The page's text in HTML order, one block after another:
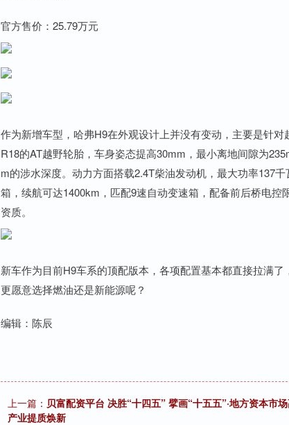
官方售价：25.79万元
作为新增车型，哈弗H9在外观设计上并没有变动，主要是针
R18的AT越野轮胎，车身姿态提高30mm，最小离地间隙为
m的涉水深度。动力方面搭载2.4T柴油发动机，最大功率137
箱，续航可达1400km，匹配9速自动变速箱，配备前后桥电
资质。
新车作为目前H9车系的顶配版本，各项配置基本都直接拉满
更愿意选择燃油还是新能源呢？
编辑：陈辰
上一篇： 贝富配资平台 决胜“十四五” 擘画“十五五”·地方资本
产业提质焕新